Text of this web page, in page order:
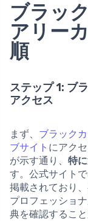
ブラッ
アリー
順
ステップ 1: ブ
アクセス
まず、 ブラック
ブサイト にアク
が示す通り、 特
す。公式サイト
掲載されており
プロフェッショ
典を確認すること